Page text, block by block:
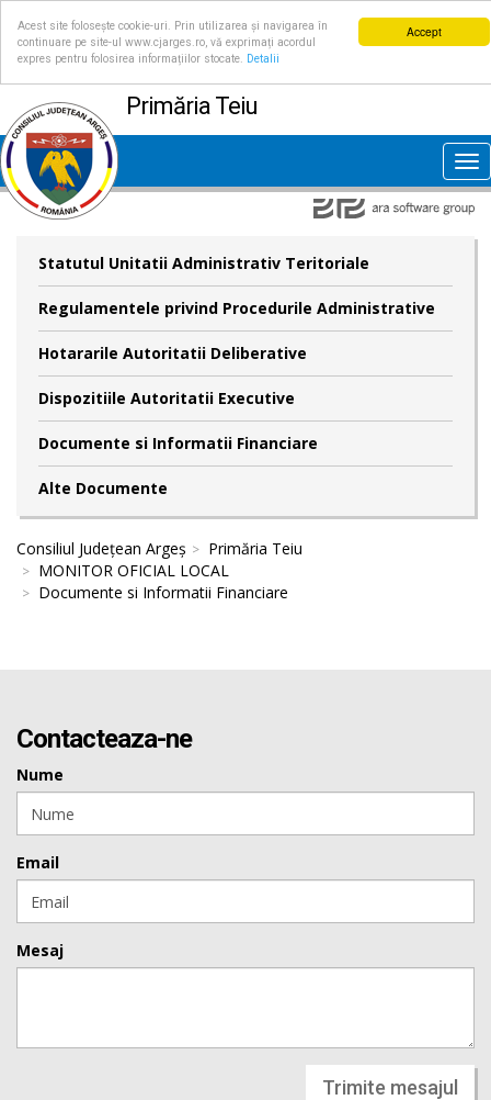
Accept
Acest site folosește cookie-uri. Prin utilizarea și navigarea în
continuare pe site-ul www.cjarges.ro, vă exprimați acordul
expres pentru folosirea informațiilor stocate.
Detalii
Primăria Teiu
Statutul Unitatii Administrativ Teritoriale
Regulamentele privind Procedurile Administrative
Hotararile Autoritatii Deliberative
Dispozitiile Autoritatii Executive
Documente si Informatii Financiare
Alte Documente
Consiliul Județean Argeș
Primăria Teiu
MONITOR OFICIAL LOCAL
Documente si Informatii Financiare
Contacteaza-ne
Nume
Email
Mesaj
Trimite mesajul